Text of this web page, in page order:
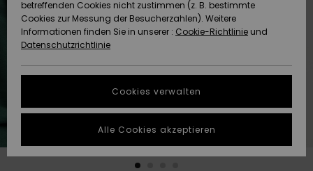
Brandneu
Highlights
Brandneu
Highlights
HILFE & KONTAKT
Datenschutz
Starten Sie eine
um die
schnellste
Antwort auf Ihre
erhalten.
NACHHALTIGKEIT
SHOPS
QUIKSILVER APP
WUNSCHLISTE
betreffenden Cookies nicht zustimmen (z. B. bestimmte
Cookies zur Messung der Besucherzahlen). Weitere
Informationen finden Sie in unserer : Cookie-Richtlinie und
Datenschutzrichtlinie
Cookies verwalten
Alle Cookies akzeptieren